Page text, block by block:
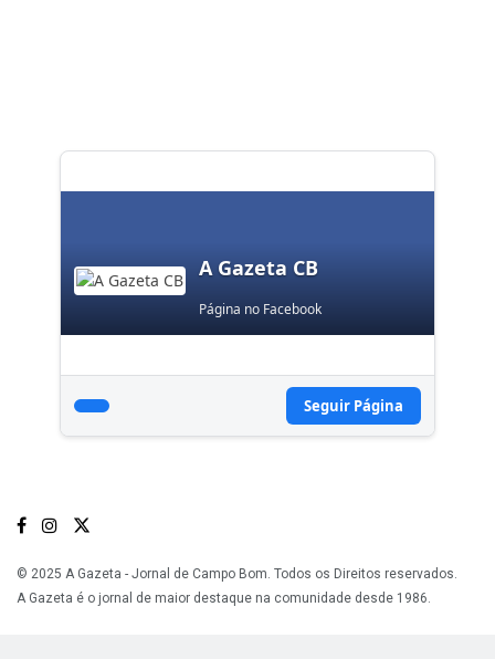
A Gazeta CB
Página no Facebook
Seguir Página
© 2025 A Gazeta - Jornal de Campo Bom. Todos os Direitos reservados.
A Gazeta é o jornal de maior destaque na comunidade desde 1986.